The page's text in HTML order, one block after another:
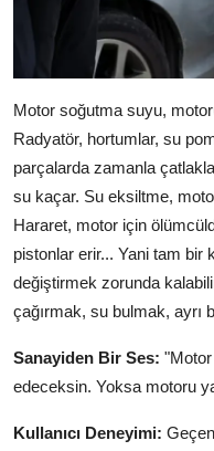
Motor soğutma suyu,
Radyatör, hortumlar, su
parçalarda zamanla
su kaçar. Su eksiltme,
Hararet, motor için
pistonlar erir... Yani tam bir
değiştirmek zorunda
çağırmak, su bulmak, ayrı
Sanayiden Bir Ses:
edeceksin. Yoksa motoru
Kullanıcı Deneyimi: